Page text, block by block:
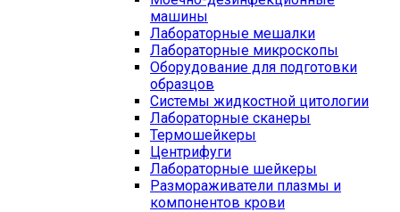
машины
Лабораторные мешалки
Лабораторные микроскопы
Оборудование для подготовки
образцов
Системы жидкостной цитологии
Лабораторные сканеры
Термошейкеры
Центрифуги
Лабораторные шейкеры
Размораживатели плазмы и
компонентов крови